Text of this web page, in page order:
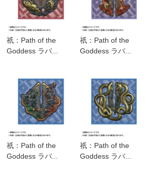
祇：Path of the
Goddess ラバ...
祇：Path of the
Goddess ラバ...
祇：Path of the
Goddess ラバ...
祇：Path of the
Goddess ラバ...